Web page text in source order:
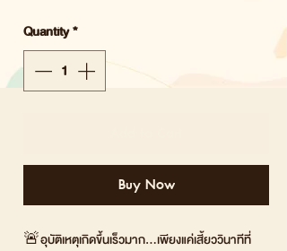
Quantity*
Buy Now
🚨อุบัติเหตุเกิดขึ้นเร็วมาก…เพียงแค่เสี้ยววินาทีที่